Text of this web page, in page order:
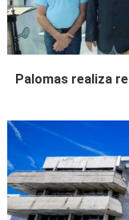
Palomas realiza